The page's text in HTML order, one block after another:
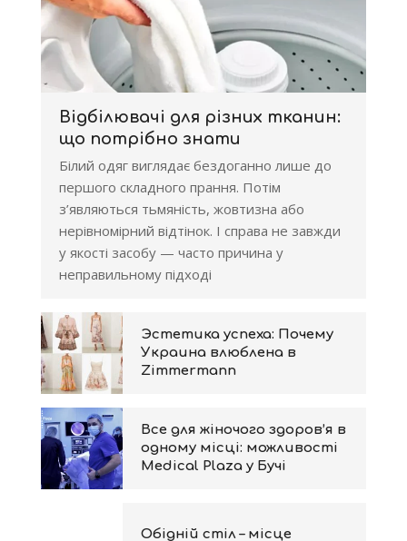
Відбілювачі для різних тканин:
що потрібно знати
Білий одяг виглядає бездоганно лише до
першого складного прання. Потім
з’являються тьмяність, жовтизна або
нерівномірний відтінок. І справа не завжди
у якості засобу — часто причина у
неправильному підході
Эстетика успеха: Почему
Украина влюблена в
Zimmermann
Все для жіночого здоров’я в
одному місці: можливості
Medical Plaza у Бучі
Обідній стіл – місце